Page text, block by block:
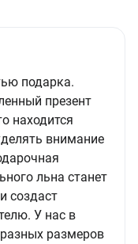
подарка.
презент
находится
внимание
льна станет
создаст
У нас в
размеров